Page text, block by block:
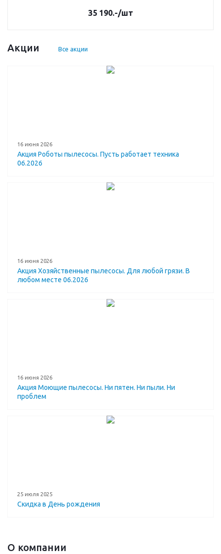
35 190.-/шт
Акции Все акции
16 июня 2026
Акция Роботы пылесосы. Пусть работает техника
06.2026
16 июня 2026
Акция Хозяйственные пылесосы. Для любой грязи. В
любом месте 06.2026
16 июня 2026
Акция Моющие пылесосы. Ни пятен. Ни пыли. Ни
проблем
25 июля 2025
Скидка в День рождения
О компании